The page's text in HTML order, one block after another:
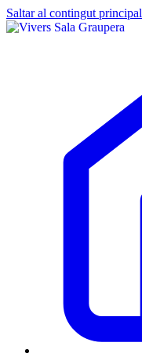
Saltar al contingut principal